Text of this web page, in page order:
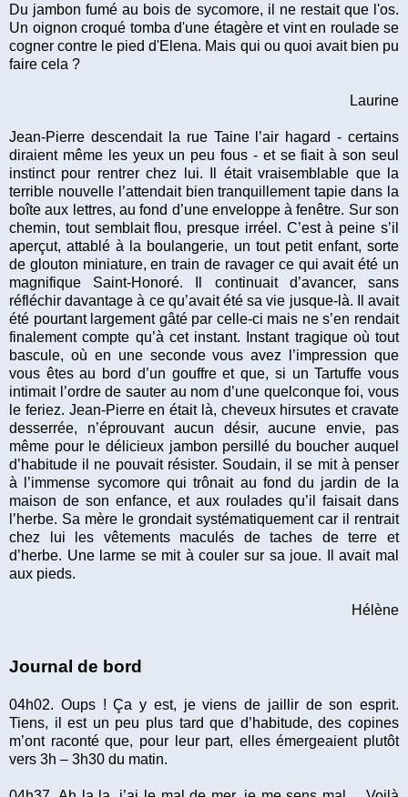
Du jambon fumé au bois de sycomore, il ne restait que l'os.
Un oignon croqué tomba d'une étagère et vint en roulade se
cogner contre le pied d'Elena. Mais qui ou quoi avait bien pu
faire cela ?
Laurine
Jean-Pierre descendait la rue Taine l’air hagard - certains
diraient même les yeux un peu fous - et se fiait à son seul
instinct pour rentrer chez lui. Il était vraisemblable que la
terrible nouvelle l’attendait bien tranquillement tapie dans la
boîte aux lettres, au fond d’une enveloppe à fenêtre. Sur son
chemin, tout semblait flou, presque irréel. C’est à peine s’il
aperçut, attablé à la boulangerie, un tout petit enfant, sorte
de glouton miniature, en train de ravager ce qui avait été un
magnifique Saint-Honoré. Il continuait d’avancer, sans
réfléchir davantage à ce qu’avait été sa vie jusque-là. Il avait
été pourtant largement gâté par celle-ci mais ne s’en rendait
finalement compte qu’à cet instant. Instant tragique où tout
bascule, où en une seconde vous avez l’impression que
vous êtes au bord d’un gouffre et que, si un Tartuffe vous
intimait l’ordre de sauter au nom d’une quelconque foi, vous
le feriez. Jean-Pierre en était là, cheveux hirsutes et cravate
desserrée, n’éprouvant aucun désir, aucune envie, pas
même pour le délicieux jambon persillé du boucher auquel
d’habitude il ne pouvait résister. Soudain, il se mit à penser
à l’immense sycomore qui trônait au fond du jardin de la
maison de son enfance, et aux roulades qu’il faisait dans
l’herbe. Sa mère le grondait systématiquement car il rentrait
chez lui les vêtements maculés de taches de terre et
d’herbe. Une larme se mit à couler sur sa joue. Il avait mal
aux pieds.
Hélène
Journal de bord
04h02. Oups ! Ça y est, je viens de jaillir de son esprit.
Tiens, il est un peu plus tard que d’habitude, des copines
m’ont raconté que, pour leur part, elles émergeaient plutôt
vers 3h – 3h30 du matin.